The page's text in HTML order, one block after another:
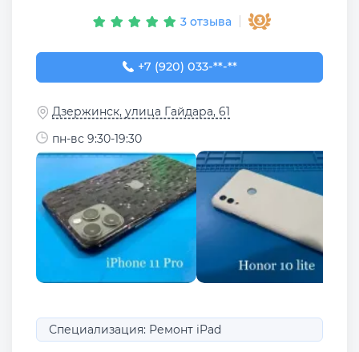
3 отзыва
+7 (920) 033-80-44
+7 (920) 033-**-**
Дзержинск, улица Гайдара, 61
пн-вс 9:30-19:30
Специализация: Ремонт iPad